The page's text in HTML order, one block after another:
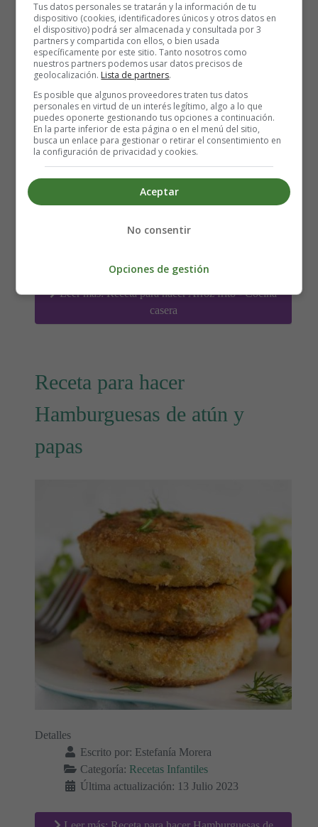
Detalles
Categoría:Arroz
Leer más: Receta para hacer Arroz frito - Cocina
casera
Receta para hacer
Hamburguesas de atún y
papas
Detalles
Escrito por: Estefanía Morera
Categoría: Recetas Infantiles
Última actualización: 13 Julio 2023
Tus datos personales se tratarán y la información de tu
dispositivo (cookies, identificadores únicos y otros datos en
el dispositivo) podrá ser almacenada y consultada por 3
partners y compartida con ellos, o bien usada
específicamente por este sitio. Tanto nosotros como
nuestros partners podemos usar datos precisos de
geolocalización. Lista de partners.
Es posible que algunos proveedores traten tus datos
personales en virtud de un interés legítimo, algo a lo que
puedes oponerte gestionando tus opciones a continuación.
En la parte inferior de esta página o en el menú del sitio,
busca un enlace para gestionar o retirar el consentimiento en
la configuración de privacidad y cookies.
Aceptar
No consentir
Opciones de gestión